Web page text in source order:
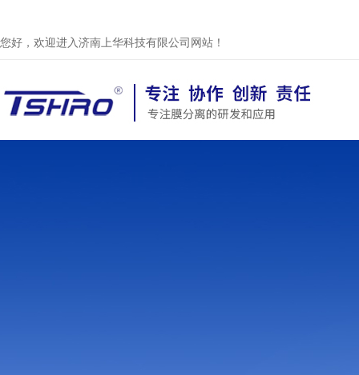
您好，欢迎进入济南上华科技有限公司网站！